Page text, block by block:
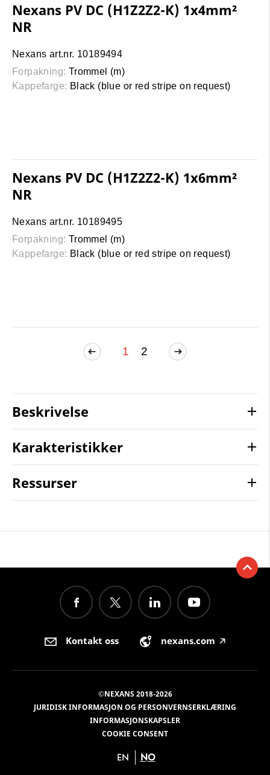
Nexans PV DC (H1Z2Z2-K) 1x4mm²
NR
Nexans art.nr. 10189494
Forpakning: Trommel (m)
Kappefarge: Black (blue or red stripe on request)
Nexans PV DC (H1Z2Z2-K) 1x6mm²
NR
Nexans art.nr. 10189495
Forpakning: Trommel (m)
Kappefarge: Black (blue or red stripe on request)
1 2
Beskrivelse
Karakteristikker
Ressurser
Kontakt oss nexans.com 🡥
©NEXANS 2018-2026
JURIDISK INFORMASJON OG PERSONVERNSERKLÆRING
INFORMASJONSKAPSLER
COOKIE CONSENT
EN NO